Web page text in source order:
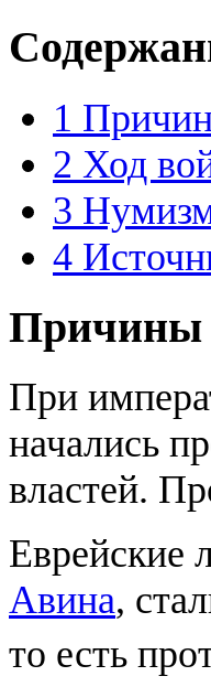
1
2 Ход
3
4
Причины
При
начались
властей.
Еврейские
Авина,
то есть